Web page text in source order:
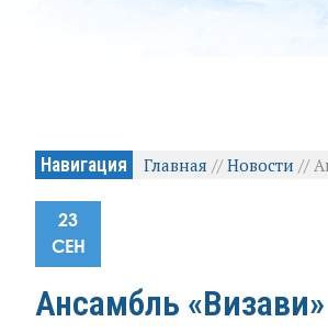
Навигация Главная //Новости //
23
СЕН
Ансамбль